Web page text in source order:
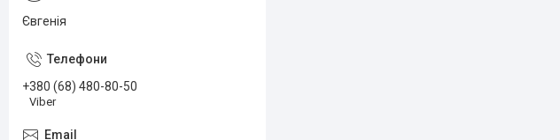
Євгенія
+380 (68) 480-80-50
Viber